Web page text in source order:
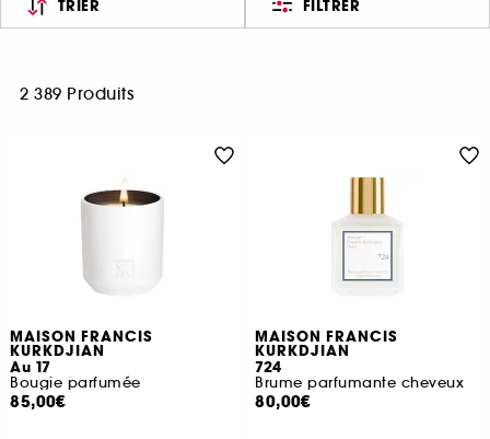
TRIER FILTRER
2 389 Produits
MAISON FRANCIS
KURKDJIAN
Au 17
Bougie parfumée
85,00€
MAISON FRANCIS
KURKDJIAN
724
Brume parfumante cheveux
80,00€